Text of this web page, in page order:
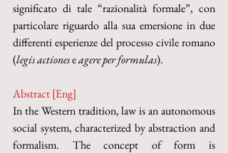
significato di tale “razionalità formale”, con
particolare riguardo alla sua emersione in due
differenti esperienze del processo civile romano
(legis actiones e agere per formulas).
Abstract [Eng]
In the Western tradition, law is an autonomous
social system, characterized by abstraction and
formalism. The concept of form is